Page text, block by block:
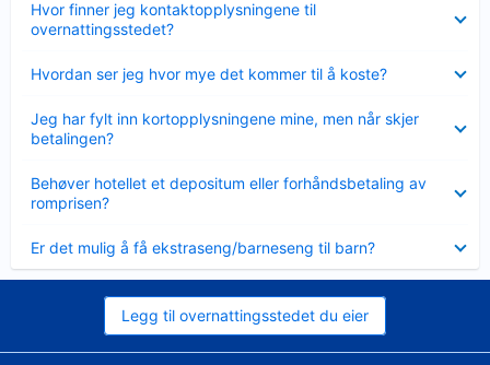
Hvor finner jeg kontaktopplysningene til
overnattingsstedet?
mindre
Hvordan ser jeg hvor mye det kommer til å koste?
mindre
Jeg har fylt inn kortopplysningene mine, men når skjer
betalingen?
mindre
Behøver hotellet et depositum eller forhåndsbetaling av
romprisen?
mindre
Er det mulig å få ekstraseng/barneseng til barn?
mindre
Legg til overnattingsstedet du eier